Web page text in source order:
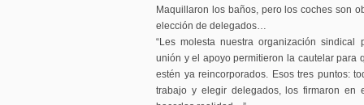
Maquillaron los baños, pero los coches son
elección de delegados…
“Les molesta nuestra organización
unión y el apoyo permitieron la cautelar para
estén ya reincorporados. Esos tres puntos:
trabajo y elegir delegados, los firmaron